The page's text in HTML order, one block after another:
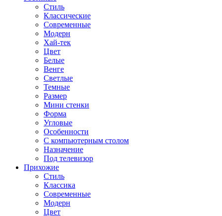
Стиль
Классические
Современные
Модерн
Хай-тек
Цвет
Белые
Венге
Светлые
Темные
Размер
Мини стенки
Форма
Угловые
Особенности
С компьютерным столом
Назначение
Под телевизор
Прихожие
Стиль
Классика
Современные
Модерн
Цвет